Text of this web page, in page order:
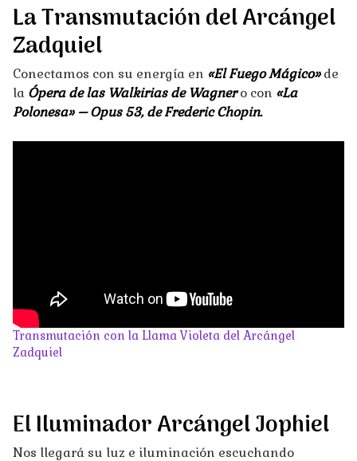
La Transmutación del Arcángel
Zadquiel
Conectamos con su energía en «El Fuego Mágico»de
la Ópera de las Walkirias de Wagnero con «La
Polonesa» – Opus 53, de Frederic Chopin.
Transmutación con la Llama Violeta del Arcángel
Zadquiel
ElIluminador Arcángel Jophiel
Nos llegará su luz e iluminación escuchando